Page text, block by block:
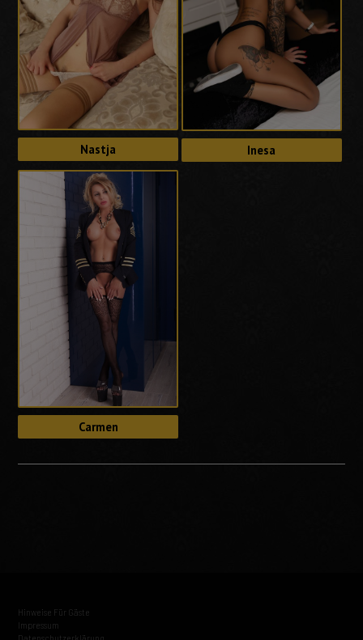
Nastja Inesa
Carmen
Hinweise Für Gäste
Impressum
Datenschutzerklärung